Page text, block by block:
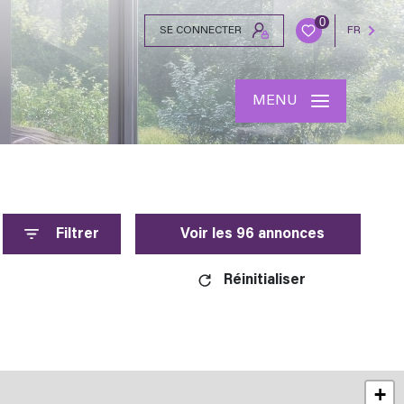
SE CONNECTER
0
FR
MENU
Filtrer Voir les 96 annonces
Réinitialiser
+